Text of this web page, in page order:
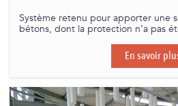
Système retenu pour apporter une
bétons, dont la protection n’a pas
En savoir